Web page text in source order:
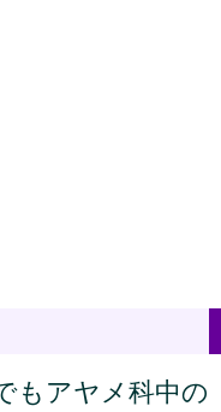
もアヤメ科中の